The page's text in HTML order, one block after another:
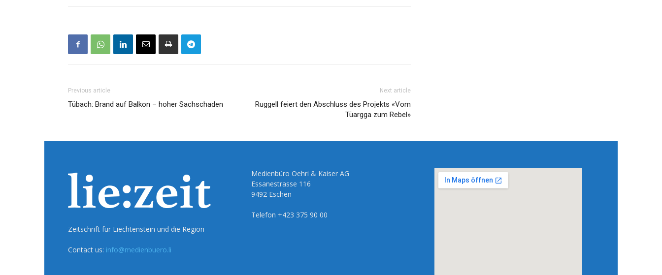
Previous article
Tübach: Brand auf Balkon – hoher Sachschaden
Next article
Ruggell feiert den Abschluss des Projekts «Vom
Tüargga zum Rebel»
Zeitschrift für Liechtenstein und die Region
Contact us: info@medienbuero.li
Medienbüro Oehri & Kaiser AG
Essanestrasse 116
9492 Eschen
Telefon +423 375 90 00